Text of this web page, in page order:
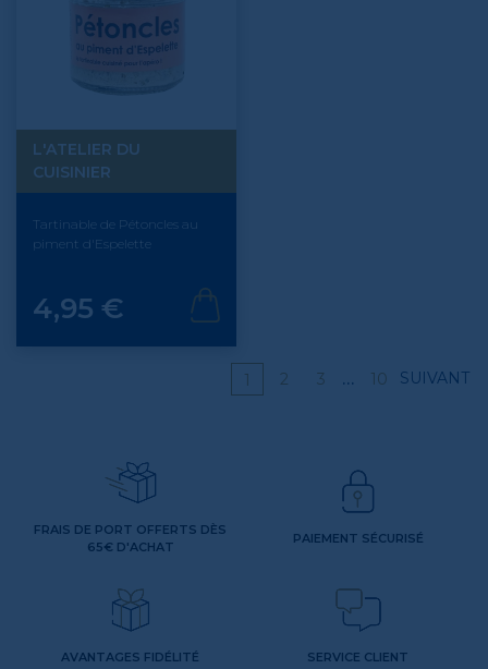
L'ATELIER DU
CUISINIER
Tartinable de Pétoncles au
piment d'Espelette
Prix
4,95 €
1 2 3 … 10 SUIVANT
FRAIS DE PORT OFFERTS DÈS
65€ D'ACHAT
PAIEMENT SÉCURISÉ
AVANTAGES FIDÉLITÉ SERVICE CLIENT